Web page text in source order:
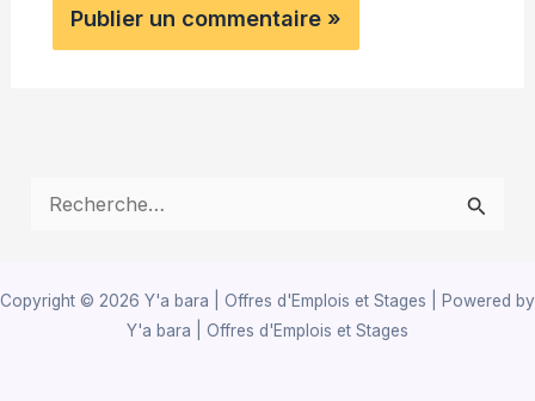
h
Copyright © 2026 Y'a bara | Offres d'Emplois et Stages | Powered by
Y'a bara | Offres d'Emplois et Stages